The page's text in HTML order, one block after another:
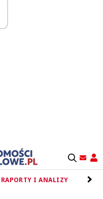
RAPORTY I ANALIZY